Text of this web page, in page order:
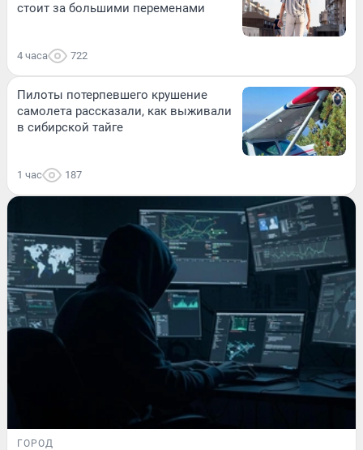
стоит за большими переменами
4 часа 722
Пилоты потерпевшего крушение
самолета рассказали, как выживали
в сибирской тайге
1 час 187
ГОРОД